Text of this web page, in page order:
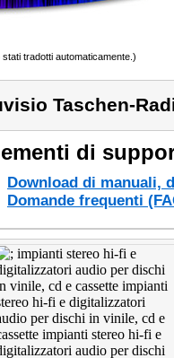
tradotti automaticamente.)
Taschen-
di
Download di manuali,
Domande frequenti